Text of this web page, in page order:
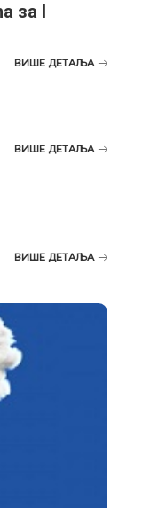
за I
ВИШЕ ДЕТАЉА
ВИШЕ ДЕТАЉА
ВИШЕ ДЕТАЉА